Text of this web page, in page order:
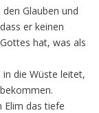
Glauben und
er keinen
hat, was als
die Wüste leitet,
Elim das tiefe